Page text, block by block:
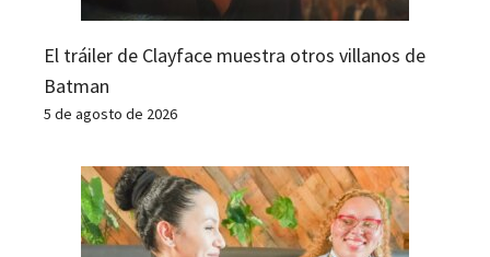
El tráiler de Clayface muestra otros villanos de
Batman
5 de agosto de 2026